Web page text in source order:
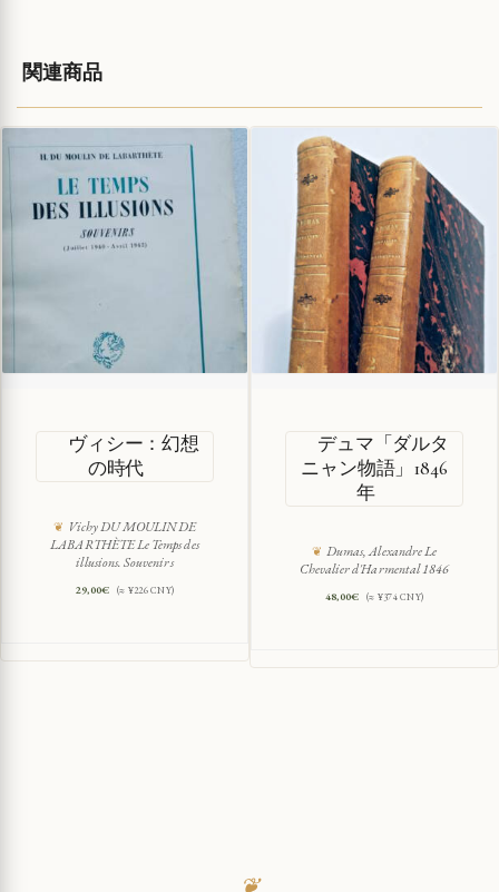
関連商品
ヴィシー：幻想
の時代
Vichy DU MOULIN DE
LABARTHÈTE Le Temps des
illusions. Souvenirs
29,00€ (≈ ¥226 CNY)
デュマ「ダルタ
ニャン物語」1846
年
Dumas, Alexandre Le
Chevalier d'Harmental 1846
48,00€ (≈ ¥374 CNY)